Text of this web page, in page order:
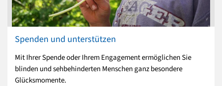
Spenden und unterstützen
Mit Ihrer Spende oder Ihrem Engagement ermöglichen Sie
blinden und sehbehinderten Menschen ganz besondere
Glücksmomente.